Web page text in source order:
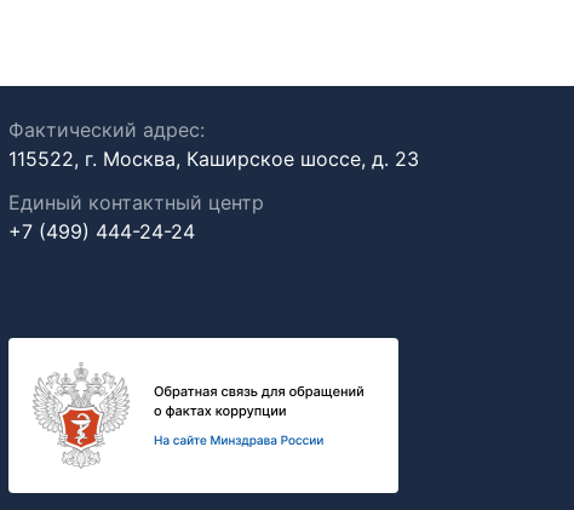
Фактический адрес:
115522, г. Москва, Каширское шоссе, д. 23
Единый контактный центр
+7 (499) 444-24-24